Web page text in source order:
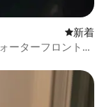
新しい宿
新着
ーターフロントア